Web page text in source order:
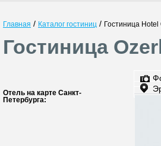
Главная / Каталог гостиниц / Гостиница Hotel
Гостиница
Отель на карте Санкт-
Петербурга: